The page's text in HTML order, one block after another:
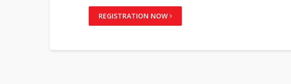
REGISTRATION NOW